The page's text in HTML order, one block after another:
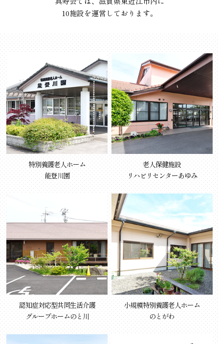
10施設を運営しております。
特別養護老人ホーム
能登川園
老人保健施設
リハビリセンターあゆみ
認知症対応型共同生活介護
グループホームのと川
小規模特別養護老人ホーム
のとがわ